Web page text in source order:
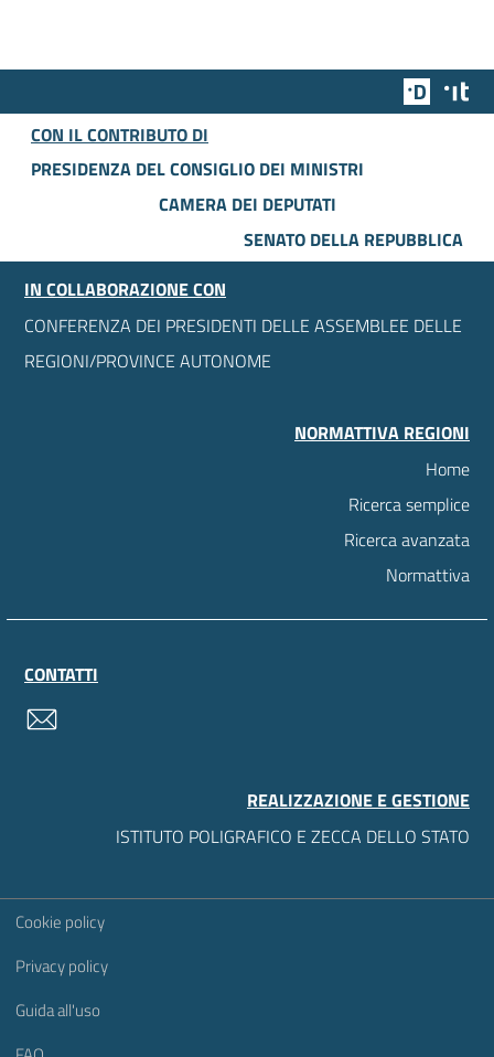
Team
CON IL CONTRIBUTO DI
PRESIDENZA DEL CONSIGLIO DEI MINISTRI
CAMERA DEI DEPUTATI
SENATO DELLA REPUBBLICA
IN COLLABORAZIONE CON
CONFERENZA DEI PRESIDENTI DELLE ASSEMBLEE DELLE
REGIONI/PROVINCE AUTONOME
NORMATTIVA REGIONI
Home
Ricerca semplice
Ricerca avanzata
Normattiva
CONTATTI
REALIZZAZIONE E GESTIONE
ISTITUTO POLIGRAFICO E ZECCA DELLO STATO
Sezione Link Utili
Cookie policy
Privacy policy
Guida all'uso